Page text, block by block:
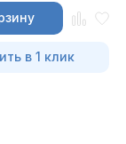
в 1 клик